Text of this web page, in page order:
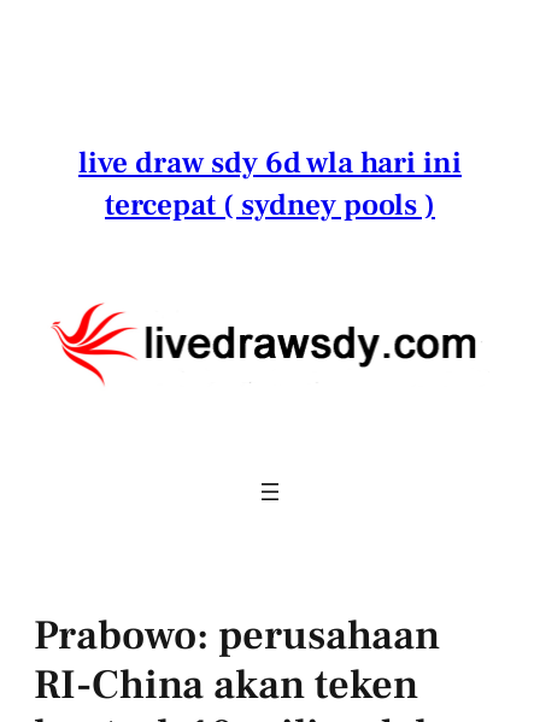
live draw sdy 6d wla hari ini
tercepat ( sydney pools )
Prabowo: perusahaan
RI-China akan teken